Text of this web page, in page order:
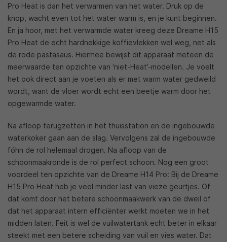
Pro Heat is dan het verwarmen van het water. Druk op de
knop, wacht even tot het water warm is, en je kunt beginnen.
En ja hoor, met het verwarmde water kreeg deze Dreame H15
Pro Heat de echt hardnekkige koffievlekken wel weg, net als
de rode pastasaus. Hiermee bewijst dit apparaat meteen de
meerwaarde ten opzichte van ‘niet-Heat’-modellen. Je voelt
het ook direct aan je voeten als er met warm water gedweild
wordt, want de vloer wordt echt een beetje warm door het
opgewarmde water.
Na afloop terugzetten in het thuisstation en de ingebouwde
waterkoker gaan aan de slag. Vervolgens zal de ingebouwde
föhn de rol helemaal drogen. Na afloop van de
schoonmaakronde is de rol perfect schoon. Nog een groot
voordeel ten opzichte van de Dreame H14 Pro: Bij de Dreame
H15 Pro Heat heb je veel minder last van vieze geurtjes. Of
dat komt door het betere schoonmaakwerk van de dweil of
dat het apparaat intern efficiënter werkt moeten we in het
midden laten. Feit is wel de vuilwatertank echt beter in elkaar
steekt met een betere scheiding van vuil en vies water. Dat